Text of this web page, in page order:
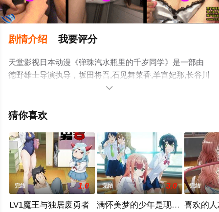
剧情介绍 我要评分
天堂影视日本动漫《弹珠汽水瓶里的千岁同学》是一部由
德野雄士导演执导，坂田将吾,石见舞菜香,羊宫妃那,长谷川
育美,大久保瑠美,安济知佳,阿座上洋平,宮﨑雅也等演员精
免费观看高清未删减完整版动漫全集就来天堂电影网，更
解。

猜你喜欢
完结 1.0
LV1魔王与独居废勇者
完结 3.0
满怀美梦的少年是现实主义者
完结
喜欢的